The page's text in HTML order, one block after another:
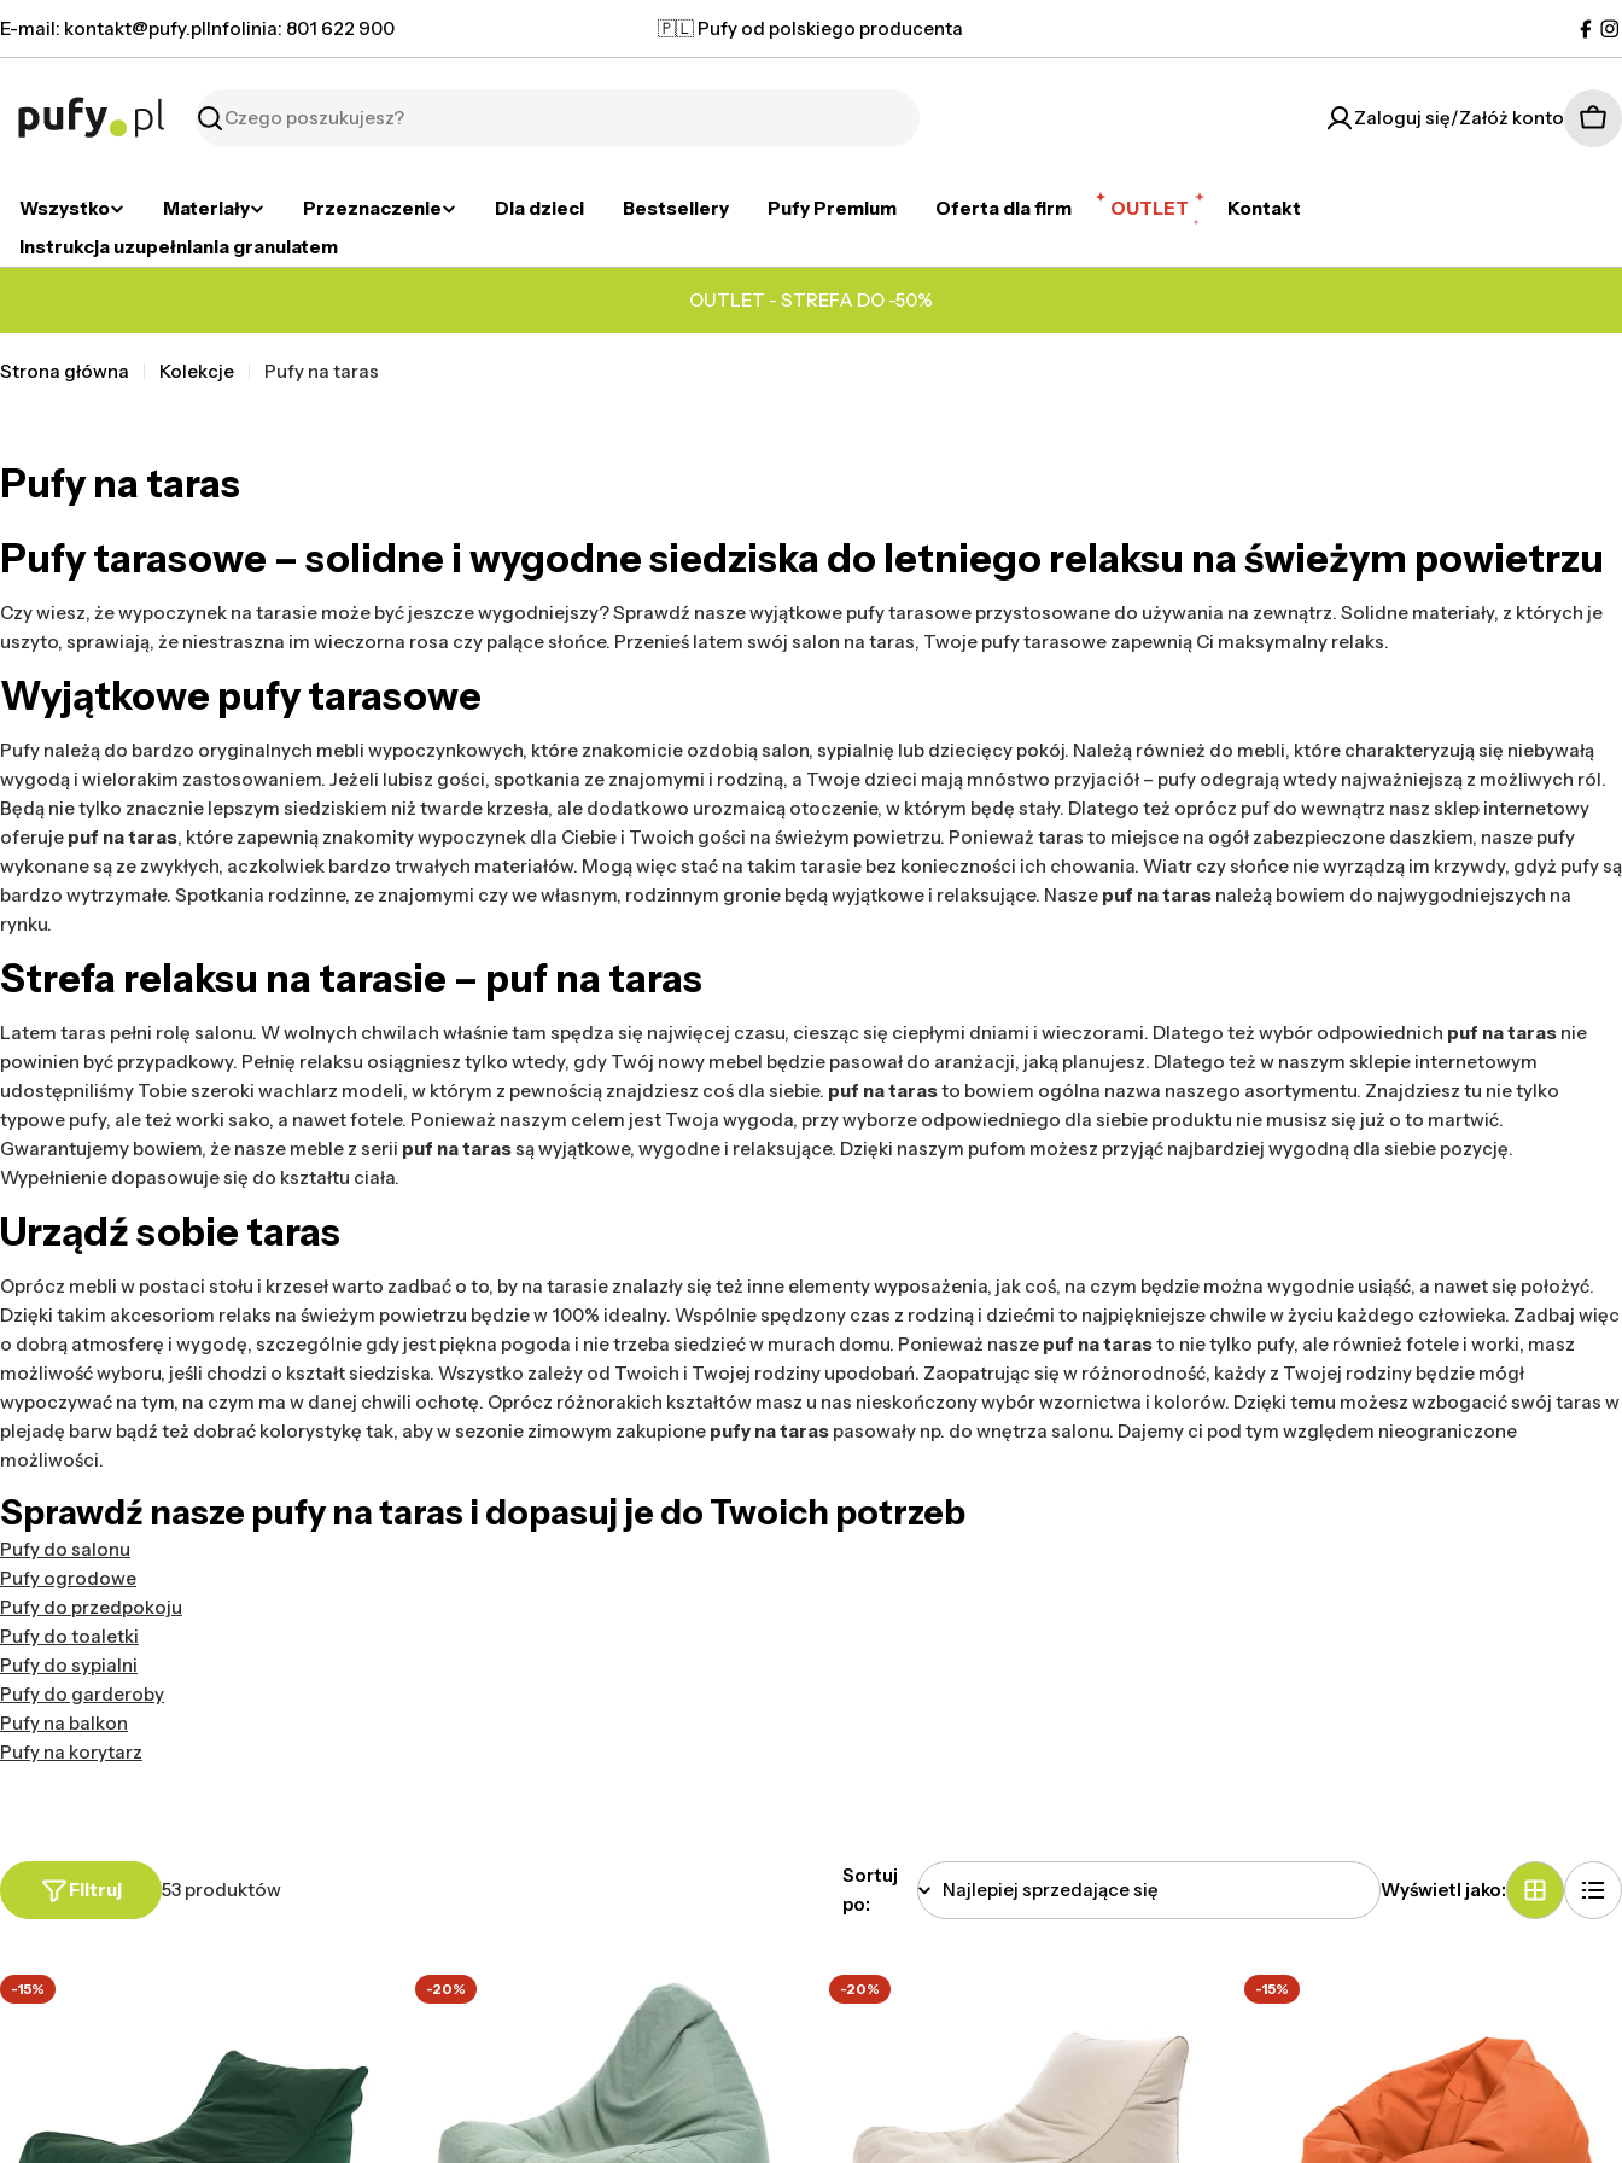
do
E-mail: kontakt@pufy.plInfolinia: 801 622 900 🇵🇱 Pufy od polskiego producenta
Szukaj
Zaloguj się/Załóż konto
Wszystko Materiały Przeznaczenie Dla dzieci Bestsellery Pufy Premium Oferta dla firm OUTLET
Kontakt
Instrukcja uzupełniania granulatem
OUTLET - STREFA DO -50%
Strona główna Kolekcje Pufy na taras
Pufy na taras
Pufy tarasowe – solidne i wygodne siedziska do letniego relaksu na świeżym powietrzu
Czy wiesz, że wypoczynek na tarasie może być jeszcze wygodniejszy? Sprawdź nasze wyjątkowe pufy tarasowe przystosowane do używania na zewnątrz. Solidne materiały, z których je
uszyto, sprawiają, że niestraszna im wieczorna rosa czy palące słońce. Przenieś latem swój salon na taras, Twoje pufy tarasowe zapewnią Ci maksymalny relaks.
Wyjątkowe pufy tarasowe
Pufy należą do bardzo oryginalnych mebli wypoczynkowych, które znakomicie ozdobią salon, sypialnię lub dziecięcy pokój. Należą również do mebli, które charakteryzują się niebywałą
wygodą i wielorakim zastosowaniem. Jeżeli lubisz gości, spotkania ze znajomymi i rodziną, a Twoje dzieci mają mnóstwo przyjaciół – pufy odegrają wtedy najważniejszą z możliwych ról.
Będą nie tylko znacznie lepszym siedziskiem niż twarde krzesła, ale dodatkowo urozmaicą otoczenie, w którym będę stały. Dlatego też oprócz puf do wewnątrz nasz sklep internetowy
oferuje puf na taras, które zapewnią znakomity wypoczynek dla Ciebie i Twoich gości na świeżym powietrzu. Ponieważ taras to miejsce na ogół zabezpieczone daszkiem, nasze pufy
wykonane są ze zwykłych, aczkolwiek bardzo trwałych materiałów. Mogą więc stać na takim tarasie bez konieczności ich chowania. Wiatr czy słońce nie wyrządzą im krzywdy, gdyż pufy są
bardzo wytrzymałe. Spotkania rodzinne, ze znajomymi czy we własnym, rodzinnym gronie będą wyjątkowe i relaksujące. Nasze puf na taras należą bowiem do najwygodniejszych na
rynku.
Strefa relaksu na tarasie – puf na taras
Latem taras pełni rolę salonu. W wolnych chwilach właśnie tam spędza się najwięcej czasu, ciesząc się ciepłymi dniami i wieczorami. Dlatego też wybór odpowiednich puf na taras nie
powinien być przypadkowy. Pełnię relaksu osiągniesz tylko wtedy, gdy Twój nowy mebel będzie pasował do aranżacji, jaką planujesz. Dlatego też w naszym sklepie internetowym
udostępniliśmy Tobie szeroki wachlarz modeli, w którym z pewnością znajdziesz coś dla siebie. puf na tarasto bowiem ogólna nazwa naszego asortymentu. Znajdziesz tu nie tylko
typowe pufy, ale też worki sako, a nawet fotele. Ponieważ naszym celem jest Twoja wygoda, przy wyborze odpowiedniego dla siebie produktu nie musisz się już o to martwić.
Gwarantujemy bowiem, że nasze meble z serii puf na tarassą wyjątkowe, wygodne i relaksujące. Dzięki naszym pufom możesz przyjąć najbardziej wygodną dla siebie pozycję.
Wypełnienie dopasowuje się do kształtu ciała.
Urządź sobie taras
Oprócz mebli w postaci stołu i krzeseł warto zadbać o to, by na tarasie znalazły się też inne elementy wyposażenia, jak coś, na czym będzie można wygodnie usiąść, a nawet się położyć.
Dzięki takim akcesoriom relaks na świeżym powietrzu będzie w 100% idealny. Wspólnie spędzony czas z rodziną i dziećmi to najpiękniejsze chwile w życiu każdego człowieka. Zadbaj więc
o dobrą atmosferę i wygodę, szczególnie gdy jest piękna pogoda i nie trzeba siedzieć w murach domu. Ponieważ nasze puf na tarasto nie tylko pufy, ale również fotele i worki, masz
możliwość wyboru, jeśli chodzi o kształt siedziska. Wszystko zależy od Twoich i Twojej rodziny upodobań. Zaopatrując się w różnorodność, każdy z Twojej rodziny będzie mógł
wypoczywać na tym, na czym ma w danej chwili ochotę. Oprócz różnorakich kształtów masz u nas nieskończony wybór wzornictwa i kolorów. Dzięki temu możesz wzbogacić swój taras w
plejadę barw bądź też dobrać kolorystykę tak, aby w sezonie zimowym zakupione pufy na taras pasowały np. do wnętrza salonu. Dajemy ci pod tym względem nieograniczone
możliwości.
Sprawdź nasze pufy na taras i dopasuj je do Twoich potrzeb
Pufy do salonu
Pufy ogrodowe
Pufy do przedpokoju
Pufy do toaletki
Pufy do sypialni
Pufy do garderoby
Pufy na balkon
Pufy na korytarz
53 produktów
Filtruj
Sortuj
po:
Wyświetl jako:
-15% -20% -20% -15%